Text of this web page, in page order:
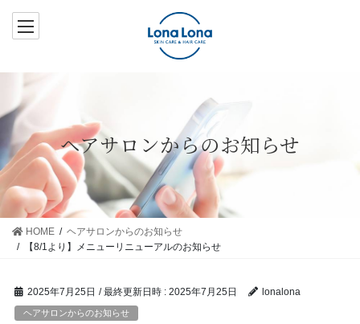
ッ
移
ヘアサロンからのお知らせ
HOME
ヘアサロンからのお知らせ
【8/1より】メニューリニューアルのお知らせ
2025年7月25日 / 最終更新日時 : 2025年7月25日 lonalona
ヘアサロンからのお知らせ